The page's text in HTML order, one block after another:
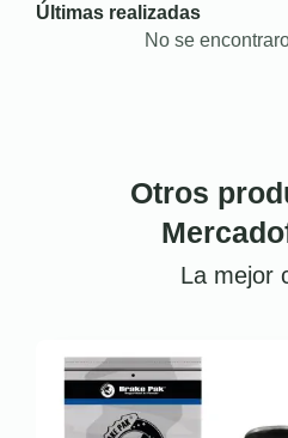
Últimas realizadas
No se
Otros
La mejor